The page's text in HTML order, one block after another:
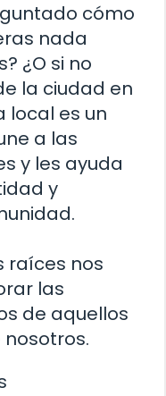
cómo
nada
¿O si no
la ciudad en
local es un
a las
y les ayuda
y
raíces nos
las
de aquellos